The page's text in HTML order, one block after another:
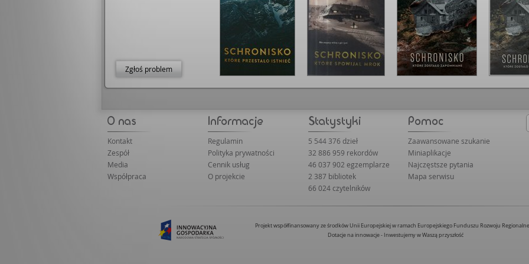
Zgłoś problem
Kontakt
Zespół
Media
Współpraca
Regulamin
Polityka prywatności
Cennik usług
O projekcie
5 544 376 dzieł
32 886 959 rekordów
46 037 902 egzemplarze
2 387 bibliotek
66 024 czytelników
Zaawansowane szukanie
Miniaplikacje
Najczęstsze pytania
Mapa serwisu
Projekt współfinansowany ze środków Unii Europejskiej w ramach Europejskiego Funduszu Rozwoju
Dotacje na innowacje - Inwestujemy w Waszą przyszłość